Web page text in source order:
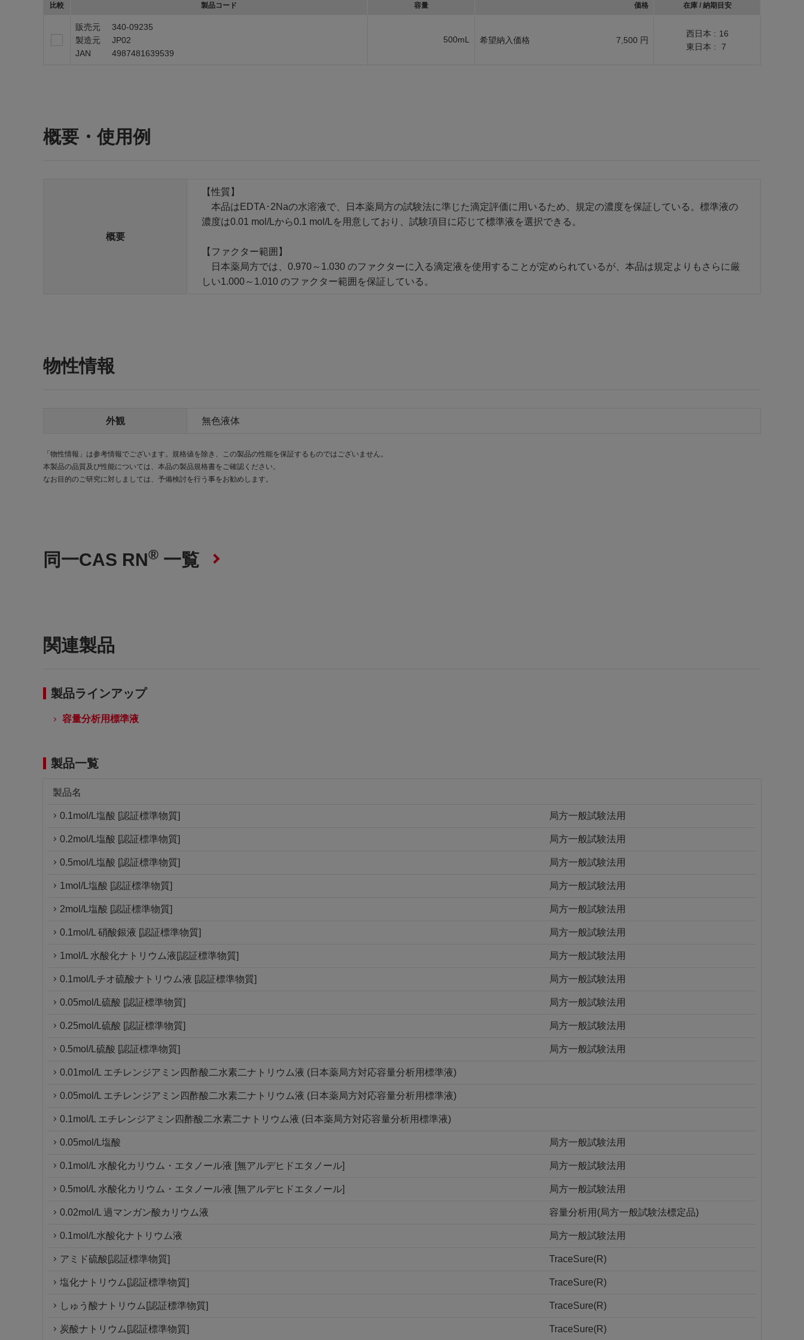
比較 製品コード 容量 価格 在庫 / 納期目安
販売元
340-09235
製造元
JP02
JAN
4987481639539
500mL 希望納入価格 7,500 円
西日本 : 16
東日本 :
7
概要・使用例
概要
【性質】
本品はEDTA･2Naの水溶液で、日本薬局方の試験法に準じた滴定評価に用いるため、規定の濃度を保証している。標準液の
濃度は0.01 mol/Lから0.1 mol/Lを用意しており、試験項目に応じて標準液を選択できる。
【ファクター範囲】
日本薬局方では、0.970～1.030 のファクターに入る滴定液を使用することが定められているが、本品は規定よりもさらに厳
しい1.000～1.010 のファクター範囲を保証している。
物性情報
外観 無色液体
「物性情報」は参考情報でございます。規格値を除き、この製品の性能を保証するものではございません。
本製品の品質及び性能については、本品の製品規格書をご確認ください。
なお目的のご研究に対しましては、予備検討を行う事をお勧めします。
同一CAS RN® 一覧
関連製品
製品ラインアップ
容量分析用標準液
製品一覧
製品名
0.1mol/L塩酸 [認証標準物質] 局方一般試験法用
0.2mol/L塩酸 [認証標準物質] 局方一般試験法用
0.5mol/L塩酸 [認証標準物質] 局方一般試験法用
1mol/L塩酸 [認証標準物質] 局方一般試験法用
2mol/L塩酸 [認証標準物質] 局方一般試験法用
0.1mol/L 硝酸銀液 [認証標準物質] 局方一般試験法用
1mol/L 水酸化ナトリウム液[認証標準物質] 局方一般試験法用
0.1mol/Lチオ硫酸ナトリウム液 [認証標準物質] 局方一般試験法用
0.05mol/L硫酸 [認証標準物質] 局方一般試験法用
0.25mol/L硫酸 [認証標準物質] 局方一般試験法用
0.5mol/L硫酸 [認証標準物質] 局方一般試験法用
0.01mol/L エチレンジアミン四酢酸二水素二ナトリウム液 (日本薬局方対応容量分析用標準液)
0.05mol/L エチレンジアミン四酢酸二水素二ナトリウム液 (日本薬局方対応容量分析用標準液)
0.1mol/L エチレンジアミン四酢酸二水素二ナトリウム液 (日本薬局方対応容量分析用標準液)
0.05mol/L塩酸 局方一般試験法用
0.1mol/L 水酸化カリウム・エタノール液 [無アルデヒドエタノール] 局方一般試験法用
0.5mol/L 水酸化カリウム・エタノール液 [無アルデヒドエタノール] 局方一般試験法用
0.02mol/L 過マンガン酸カリウム液 容量分析用(局方一般試験法標定品)
0.1mol/L水酸化ナトリウム液 局方一般試験法用
アミド硫酸[認証標準物質] TraceSure(R)
塩化ナトリウム[認証標準物質] TraceSure(R)
しゅう酸ナトリウム[認証標準物質] TraceSure(R)
炭酸ナトリウム[認証標準物質] TraceSure(R)